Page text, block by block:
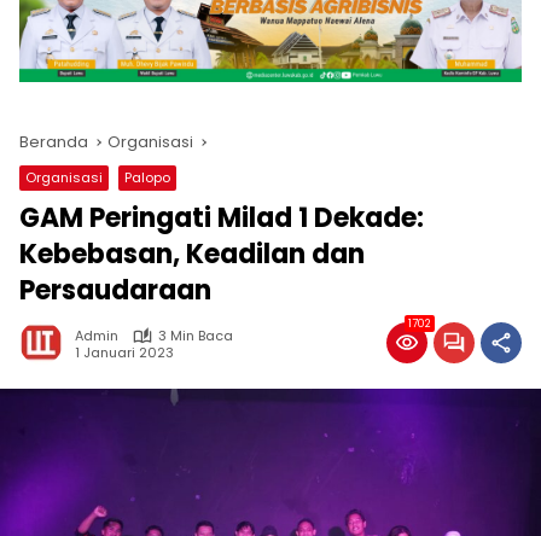
Beranda Organisasi
Organisasi Palopo
GAM Peringati Milad 1 Dekade:
Kebebasan, Keadilan dan
Persaudaraan
Admin
3 Min Baca
1 Januari 2023
1702